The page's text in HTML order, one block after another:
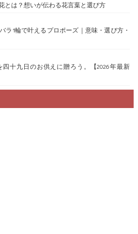
とは？想いが伝わる花言葉と選び方
ラ1輪で叶えるプロポーズ｜意味・選び方・
十九日のお供えに贈ろう。【2026年最新